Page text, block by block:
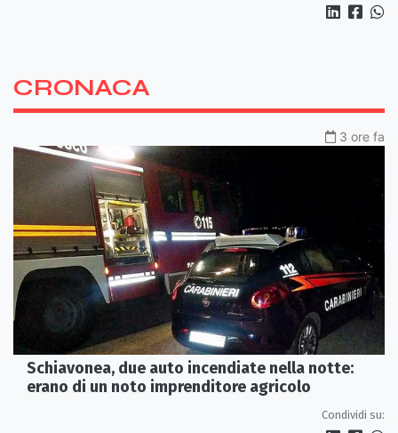
CRONACA
3 ore fa
Schiavonea, due auto incendiate nella notte:
erano di un noto imprenditore agricolo
Condividi su: